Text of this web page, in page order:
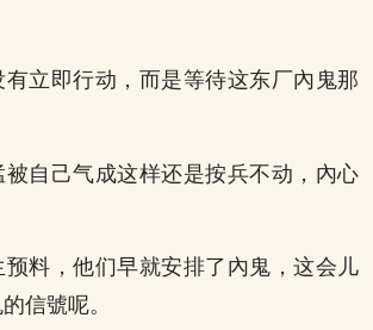
立即行动，而是等待这东厂內鬼那
被自己气成这样还是按兵不动，內心
预料，他们早就安排了內鬼，这会儿
信號呢。